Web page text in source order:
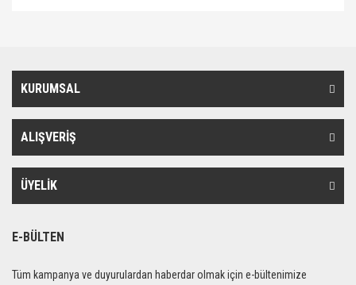
Ürün bilgilerinde hatalar bulunuyor.
Ürün fiyatı diğer sitelerden daha pahalı.
Bu ürüne benzer farklı alternatifler olmalı.
KURUMSAL
ALIŞVERİŞ
ÜYELİK
E-BÜLTEN
Tüm kampanya ve duyurulardan haberdar olmak için e-bültenimize